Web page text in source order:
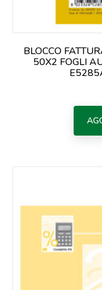
BLOCCO
50X2 FOGLI